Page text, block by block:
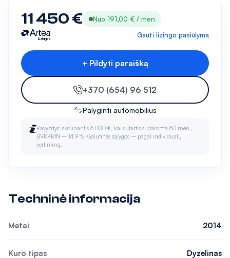
11 450 €
Nuo 191,00 € / mėn
Gauti lizingo pasiūlymą
+ Pildyti paraišką
+370 (654) 96 512
Palyginti automobilius
Pavyzdys: skolinantis 6 000 €, kai sutartis sudaroma 60 mėn.,
BVKKMN – 14,9 %. Galutinės sąlygos – pagal individualų
vertinimą.
Techninė informacija
Metai 2014
Kuro tipas Dyzelinas